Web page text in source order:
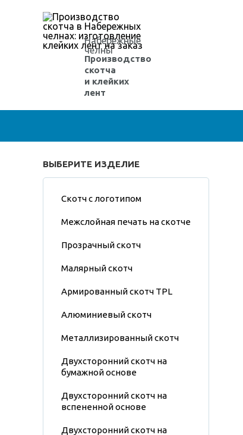
Набережные
челны
Производство
скотча
и клейких
лент
ВЫБЕРИТЕ ИЗДЕЛИЕ
Скотч с логотипом
Межслойная печать на скотче
Прозрачный скотч
Малярный скотч
Армированный скотч TPL
Алюминиевый скотч
Металлизированный скотч
Двухсторонний скотч на
бумажной основе
Двухсторонний скотч на
вспененной основе
Двухсторонний скотч на